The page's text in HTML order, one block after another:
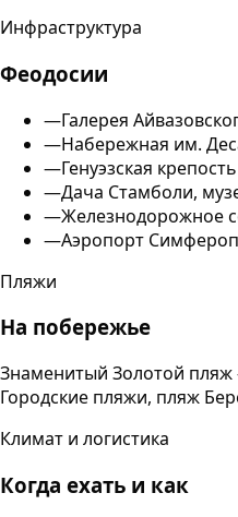
Инфраструктура
Феодосии
—Галерея
—Набережная им.
—Генуэзская
—Дача Стамболи,
—Железнодорожное
—Аэропорт
Пляжи
На побережье
Знаменитый Золотой пляж
Городские пляжи, пляж
Климат и логистика
Когда ехать и как